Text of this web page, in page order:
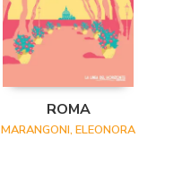
ROMA
MARANGONI, ELEONORA